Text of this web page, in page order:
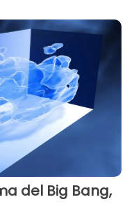
del Big Bang,